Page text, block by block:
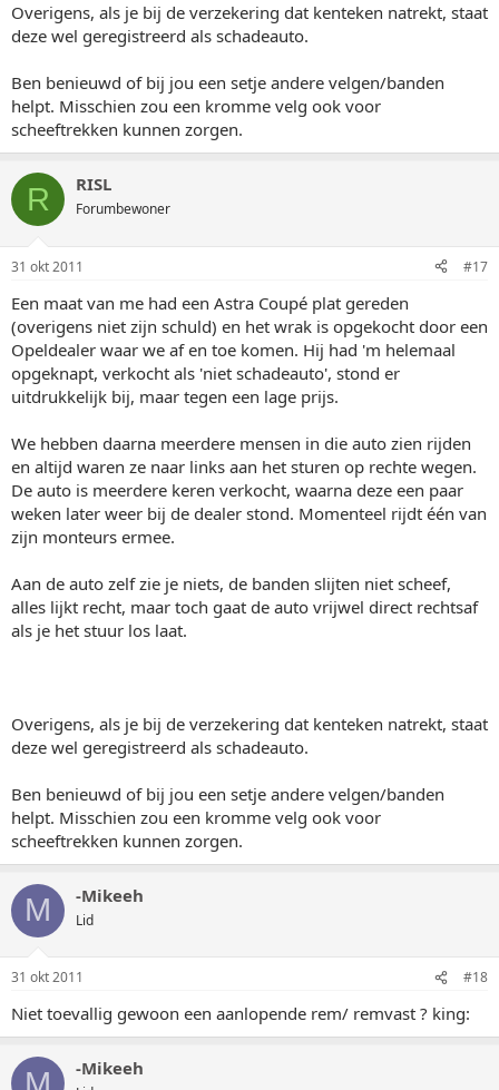
Overigens, als je bij de verzekering dat kenteken natrekt, staat
deze wel geregistreerd als schadeauto.
Ben benieuwd of bij jou een setje andere velgen/banden
helpt. Misschien zou een kromme velg ook voor
scheeftrekken kunnen zorgen.
R RISL
Forumbewoner
31 okt 2011 #17
Een maat van me had een Astra Coupé plat gereden
(overigens niet zijn schuld) en het wrak is opgekocht door een
Opeldealer waar we af en toe komen. Hij had 'm helemaal
opgeknapt, verkocht als 'niet schadeauto', stond er
uitdrukkelijk bij, maar tegen een lage prijs.
We hebben daarna meerdere mensen in die auto zien rijden
en altijd waren ze naar links aan het sturen op rechte wegen.
De auto is meerdere keren verkocht, waarna deze een paar
weken later weer bij de dealer stond. Momenteel rijdt één van
zijn monteurs ermee.
Aan de auto zelf zie je niets, de banden slijten niet scheef,
alles lijkt recht, maar toch gaat de auto vrijwel direct rechtsaf
als je het stuur los laat.
Overigens, als je bij de verzekering dat kenteken natrekt, staat
deze wel geregistreerd als schadeauto.
Ben benieuwd of bij jou een setje andere velgen/banden
helpt. Misschien zou een kromme velg ook voor
scheeftrekken kunnen zorgen.
M -Mikeeh
Lid
31 okt 2011 #18
Niet toevallig gewoon een aanlopende rem/ remvast ? king:
M -Mikeeh